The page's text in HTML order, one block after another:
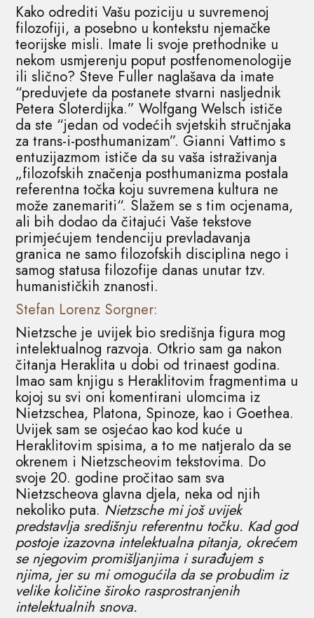
Kako odrediti Vašu poziciju u suvremenoj
filozofiji, a posebno u kontekstu njemačke
teorijske misli. Imate li svoje prethodnike u
nekom usmjerenju poput postfenomenologije
ili slično? Steve Fuller naglašava da imate
“preduvjete da postanete stvarni nasljednik
Petera Sloterdijka.” Wolfgang Welsch ističe
da ste “jedan od vodećih svjetskih stručnjaka
za trans-i-posthumanizam”. Gianni Vattimo s
entuzijazmom ističe da su vaša istraživanja
„filozofskih značenja posthumanizma postala
referentna točka koju suvremena kultura ne
može zanemariti“. Slažem se s tim ocjenama,
ali bih dodao da čitajući Vaše tekstove
primjećujem tendenciju prevladavanja
granica ne samo filozofskih disciplina nego i
samog statusa filozofije danas unutar tzv.
humanističkih znanosti.
Stefan Lorenz Sorgner:
Nietzsche je uvijek bio središnja figura mog
intelektualnog razvoja. Otkrio sam ga nakon
čitanja Heraklita u dobi od trinaest godina.
Imao sam knjigu s Heraklitovim fragmentima u
kojoj su svi oni komentirani ulomcima iz
Nietzschea, Platona, Spinoze, kao i Goethea.
Uvijek sam se osjećao kao kod kuće u
Heraklitovim spisima, a to me natjeralo da se
okrenem i Nietzscheovim tekstovima. Do
svoje 20. godine pročitao sam sva
Nietzscheova glavna djela, neka od njih
nekoliko puta. Nietzsche mi još uvijek
predstavlja središnju referentnu točku. Kad god
postoje izazovna intelektualna pitanja, okrećem
se njegovim promišljanjima i surađujem s
njima, jer su mi omogućila da se probudim iz
velike količine široko rasprostranjenih
intelektualnih snova.